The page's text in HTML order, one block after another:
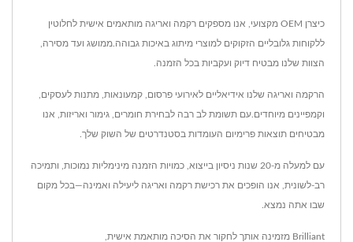
כיצרן OEM מקצועי, אנו מספקים רקמה ואריגה מותאמים אישית לחלוטין
ללקוחות גלובליים הזקוקים למוצרי מיתוג באיכות גבוהה.ממושג ועד מסירה,
הצוות שלנו מבטיח דיוק ועקביות בכל הזמנה.
הרקמה ואריגה שלנו אידיאליים לאירועי פרסום, קמעונאות, מתנות לעסקים,
וקמפיינים מיוחדים.עם תשומת לב רבה לבחירת חומרים, גימור ואריזות, אנו
מבטיחים תוצאות פרימיום העומדות בסטנדרטים של השוק שלך.
עם למעלה מ-20 שנות ניסיון בייצוא, כמויות הזמנה מינימליות נמוכות, ותמיכה
רב-לשונית, אנו הופכים את רכישת רקמה ואריגה ליעילה ואמינה—בכל מקום
שבו אתה נמצא.
Brilliant מזמינה אותך לחקור את ה סיכה מותאמת אישית